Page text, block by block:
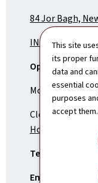
This site
its proper
data and
essential
purposes
accept
84 Jor Bagh,
INDIA
Opening Times:
Monday -
Closed on
Holidays (Pdf,
Tel.:
(+91) 11 49
Email: